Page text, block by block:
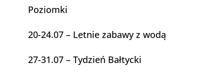
Poziomki
20-24.07 – Letnie zabawy z wodą
27-31.07 – Tydzień Bałtycki